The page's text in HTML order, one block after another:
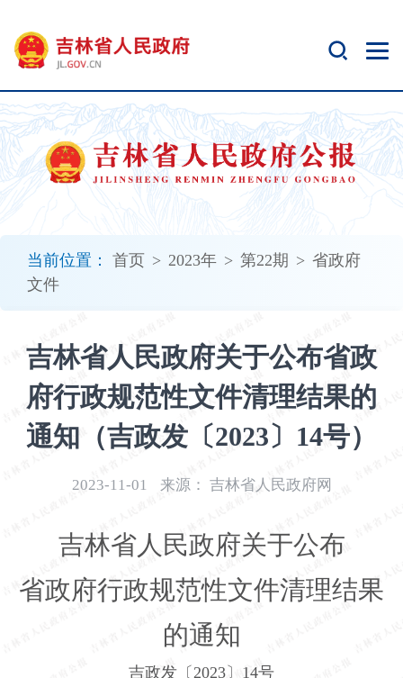
当前位置： 首页 > 2023年 > 第22期 > 省政府
文件
吉林省人民政府关于公布省政
府行政规范性文件清理结果的
通知（吉政发〔2023〕14号）
2023-11-01 来源： 吉林省人民政府网
吉林省人民政府关于公布
省政府行政规范性文件清理结果
的通知
吉政发〔2023〕 14号
开
无
障
碍
说
明
加